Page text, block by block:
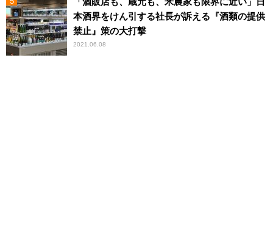
本酒界をけん引する社長が訴える『酒類の提供
禁止』策の大打撃
2021.06.08